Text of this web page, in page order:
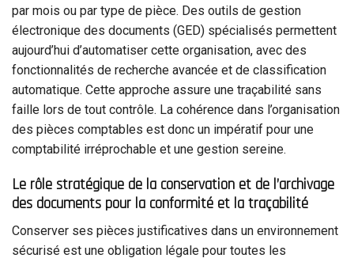
par mois ou par type de pièce. Des outils de gestion
électronique des documents (GED) spécialisés permettent
aujourd’hui d’automatiser cette organisation, avec des
fonctionnalités de recherche avancée et de classification
automatique. Cette approche assure une traçabilité sans
faille lors de tout contrôle. La cohérence dans l’organisation
des pièces comptables est donc un impératif pour une
comptabilité irréprochable et une gestion sereine.
Le rôle stratégique de la conservation et de l’archivage
des documents pour la conformité et la traçabilité
Conserver ses pièces justificatives dans un environnement
sécurisé est une obligation légale pour toutes les